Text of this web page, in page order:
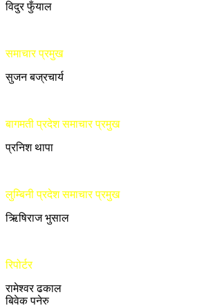
विदुर फुँयाल
समाचार प्रमुख
सुजन बज्रचार्य
बागमती प्रदेश समाचार प्रमुख
प्रनिश थापा
लुम्बिनी प्रदेश समाचार प्रमुख
ऋिषिराज भुसाल
रिपोर्टर
रामेश्वर ढकाल
बिवेक पनेरु